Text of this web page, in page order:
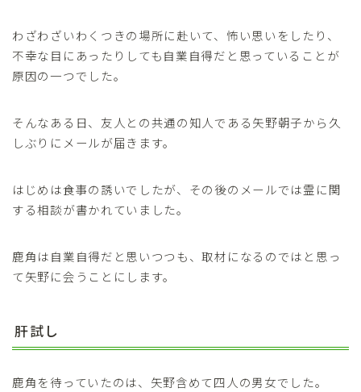
わざわざいわくつきの場所に赴いて、怖い思いをしたり、
不幸な目にあったりしても自業自得だと思っていることが
原因の一つでした。
そんなある日、友人との共通の知人である矢野朝子から久
しぶりにメールが届きます。
はじめは食事の誘いでしたが、その後のメールでは霊に関
する相談が書かれていました。
鹿角は自業自得だと思いつつも、取材になるのではと思っ
て矢野に会うことにします。
肝試し
鹿角を待っていたのは、矢野含めて四人の男女でした。